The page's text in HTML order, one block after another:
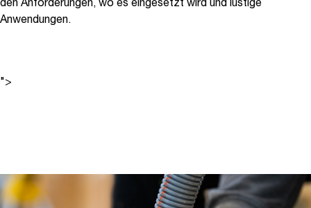
den Anforderungen, wo es eingesetzt wird und lustige
Anwendungen.
">
Jobs